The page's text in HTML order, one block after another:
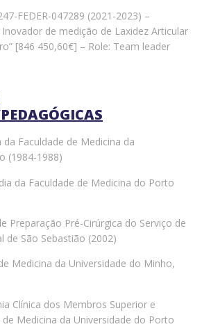
FEDER-047289 (2021-2023) –
de medição de Laxidez Articular
[846 450,60€] – Role: Team leader
Faculdade de Medicina da
(1984-1988)
da Faculdade de Medicina do Porto
Preparação Pré-Cirúrgica do Serviço de
de São Sebastião (2002)
Medicina da Universidade do Minho,
Clínica dos Membros Superior e
Medicina da Universidade do Porto